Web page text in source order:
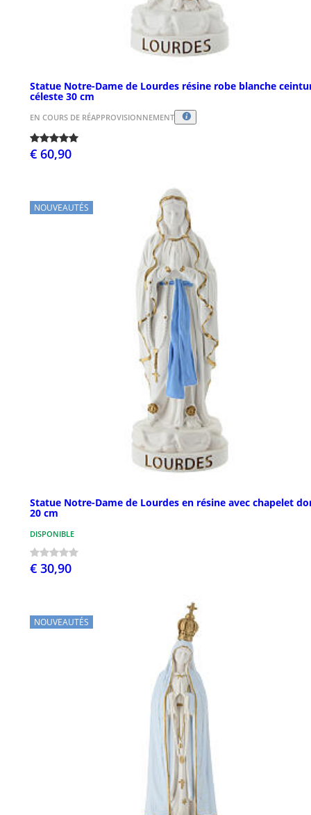
Statue Notre-Dame de Lourdes résine robe blanche
céleste 30 cm
EN COURS DE RÉAPPROVISIONNEMENT
€ 60,90
NOUVEAUTÉS
Statue Notre-Dame de Lourdes en résine avec chapelet
20 cm
DISPONIBLE
€ 30,90
NOUVEAUTÉS